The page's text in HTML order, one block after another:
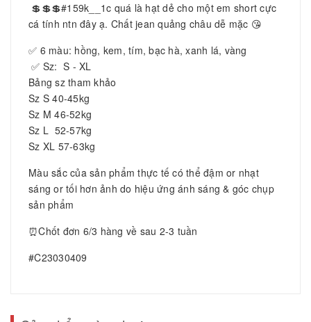
💲💲💲#159k__1c quá là hạt dẻ cho một em short cực
cá tính ntn đây ạ. Chất jean quảng châu dễ mặc 😘
✅ 6 màu: hồng, kem, tím, bạc hà, xanh lá, vàng
✅ Sz: S - XL
Bảng sz tham khảo
Sz S 40-45kg
Sz M 46-52kg
Sz L 52-57kg
Sz XL 57-63kg
Màu sắc của sản phẩm thực tế có thể đậm or nhạt
sáng or tối hơn ảnh do hiệu ứng ánh sáng & góc chụp
sản phẩm
⏰Chốt đơn 6/3 hàng về sau 2-3 tuần
#C23030409